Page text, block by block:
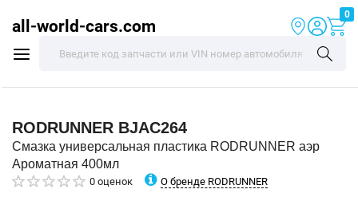
all-world-cars.com
0
RODRUNNER BJAC264
Смазка универсальная пластика RODRUNNER аэр
Ароматная 400мл
0 оценок О бренде RODRUNNER